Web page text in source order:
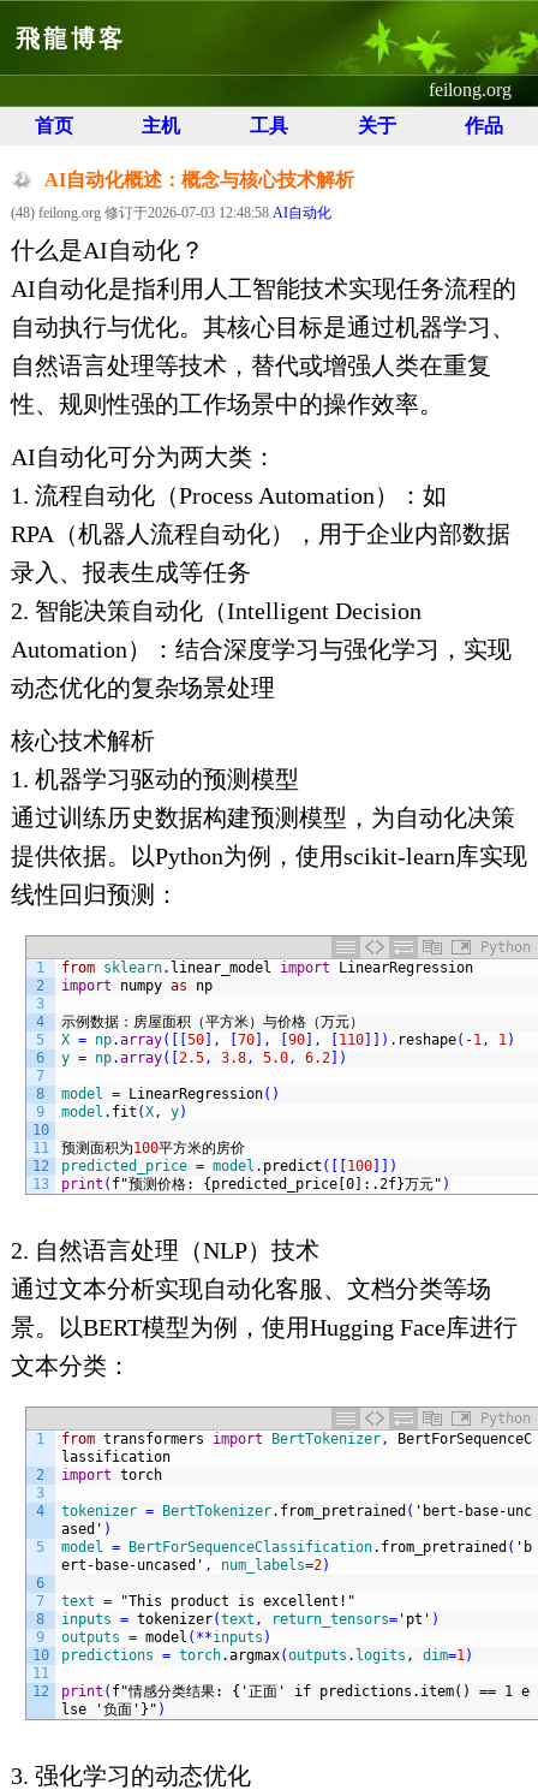
飛龍博客
feilong.org
首页
主机 工具 关于 作品
AI自动化概述：概念与核心技术解析
(48) feilong.org 修订于2026-07-03 12:48:58 AI自动化
什么是AI自动化？
AI自动化是指利用人工智能技术实现任务流程的
自动执行与优化。其核心目标是通过机器学习、
自然语言处理等技术，替代或增强人类在重复
性、规则性强的工作场景中的操作效率。
AI自动化可分为两大类：
1. 流程自动化（Process Automation）：如
RPA（机器人流程自动化），用于企业内部数据
录入、报表生成等任务
2. 智能决策自动化（Intelligent Decision
Automation）：结合深度学习与强化学习，实现
动态优化的复杂场景处理
核心技术解析
1. 机器学习驱动的预测模型
通过训练历史数据构建预测模型，为自动化决策
提供依据。以Python为例，使用scikit-learn库实现
线性回归预测：
Python
1
2
3
4
5
6
7
8
9
10
11
12
13
from sklearn. linear_model import
LinearRegression
import
numpy as np
示例数据：房屋面积（平方米）与价格（万元）
X = np.array( 50] , 70] , 90] , 110] ) . reshape( -1, 1)
y = np.array( 2.5, 3.8, 5.0, 6.2] )
model = LinearRegression( )
model . fit (X, y)
预测面积为100平方米的房价
predicted_price = model . predict ( 100]
)
print ( f"预测价格: {predicted_price[0]:.2f}万元" )
2. 自然语言处理（NLP）技术
通过文本分析实现自动化客服、文档分类等场
景。以BERT模型为例，使用Hugging Face库进行
文本分类：
Python
1
2
3
4
5
6
7
8
9
10
11
12
from transformers import BertTokenizer,
BertForSequenceC
lassification
import torch
tokenizer = BertTokenizer. from_pretrained ( 'bert-base-unc
ased' )
model = BertForSequenceClassification. from_pretrained ( 'b
ert-base-uncased' , num_labels=2)
text =
"This product is excellent!"
inputs = tokenizer(text , return_tensors='pt' )
outputs = model ( **inputs )
predictions = torch.argmax(outputs . logits , dim=1)
print ( f"情感分类结果: {'正面' if predictions.item() == 1 e
lse '负面'}" )
3. 强化学习的动态优化